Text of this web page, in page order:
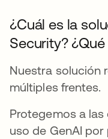
¿Cuál es la
Security?
Nuestra solución
múltiples frentes.
Protegemos a
uso de GenAI